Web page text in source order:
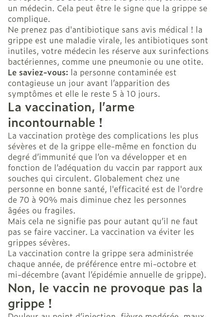
un médecin. Cela peut être le signe que la grippe se
complique.
Ne prenez pas d'antibiotique sans avis médical ! la
grippe est une maladie virale, les antibiotiques sont
inutiles, votre médecin les réserve aux surinfections
bactériennes, comme une pneumonie ou une otite.
Le saviez-vous: la personne contaminée est
contagieuse un jour avant l’apparition des
symptômes et elle le reste 5 à 10 jours.
La vaccination, l’arme
incontournable !
La vaccination protège des complications les plus
sévères et de la grippe elle-même en fonction du
degré d’immunité que l’on va développer et en
fonction de l’adéquation du vaccin par rapport aux
souches qui circulent. Globalement chez une
personne en bonne santé, l'efficacité est de l'ordre
de 70 à 90% mais diminue chez les personnes
âgées ou fragiles.
Mais cela ne signifie pas pour autant qu’il ne faut
pas se faire vacciner. La vaccination va éviter les
grippes sévères.
La vaccination contre la grippe sera administrée
chaque année, de préférence entre mi-octobre et
mi-décembre (avant l’épidémie annuelle de grippe).
Non, le vaccin ne provoque pas la
grippe !